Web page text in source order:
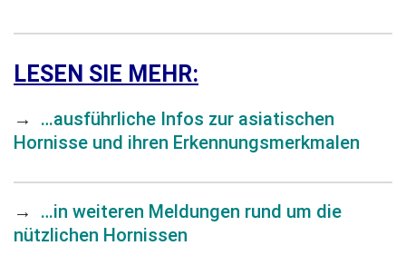
LESEN SIE MEHR:
→ …ausführliche Infos zur asiatischen
Hornisse und ihren Erkennungsmerkmalen
→ …in weiteren Meldungen rund um die
nützlichen Hornissen